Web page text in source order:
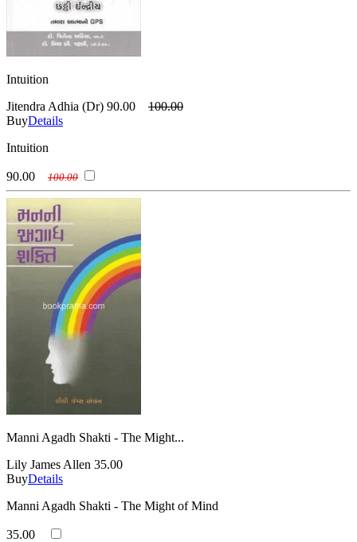
Intuition
Jitendra Adhia (Dr) 90.00
100.00
BuyDetails
Intuition
90.00 100.00
Manni Agadh Shakti - The Might...
Lily James Allen 35.00
BuyDetails
Manni Agadh Shakti - The Might of Mind
35.00